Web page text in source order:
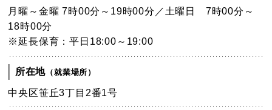
月曜～金曜 7時00分～19時00分／土曜日 7時00分～
18時00分
※延長保育：平日18:00～19:00
所在地 （就業場所）
中央区笹丘3丁目2番1号